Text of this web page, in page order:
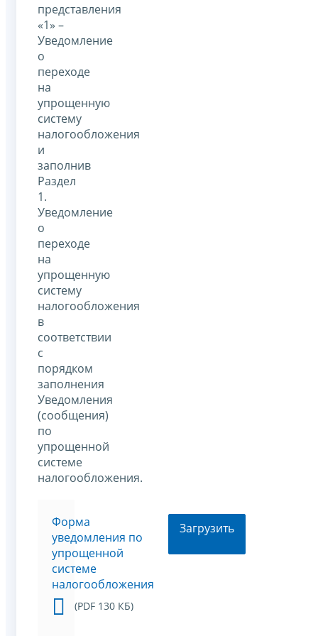
представления
«1» –
Уведомление
о
переходе
на
упрощенную
систему
налогообложения
и
заполнив
Раздел
1.
Уведомление
о
переходе
на
упрощенную
систему
налогообложения
в
соответствии
с
порядком
заполнения
Уведомления
(сообщения)
по
упрощенной
системе
налогообложения.
Форма
уведомления по
упрощенной
системе
налогообложения
(PDF 130 КБ)
Загрузить